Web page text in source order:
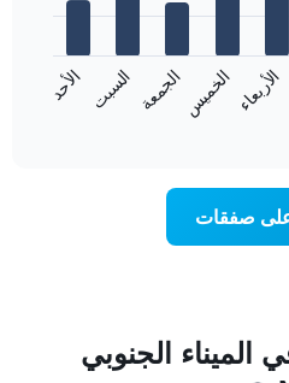
الأربعاء الخميسالجمعة السبت الأحد
على صفقات
الميناء الجنوبي